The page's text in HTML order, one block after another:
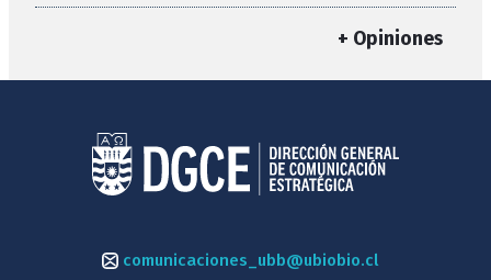
+ Opiniones
comunicaciones_ubb@ubiobio.cl